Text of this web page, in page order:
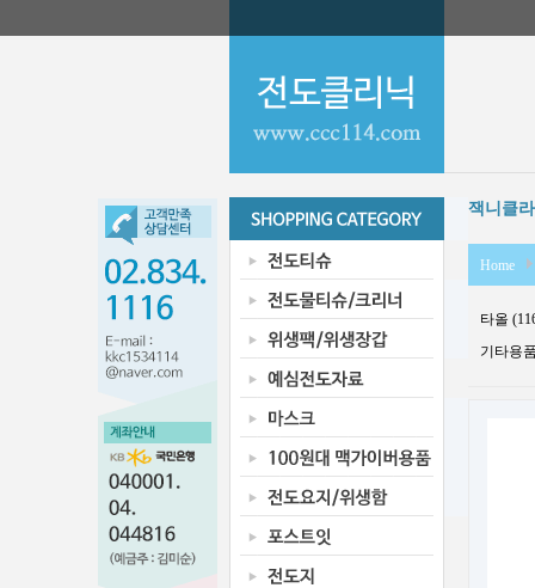
잭니클
Home
타올
기타용